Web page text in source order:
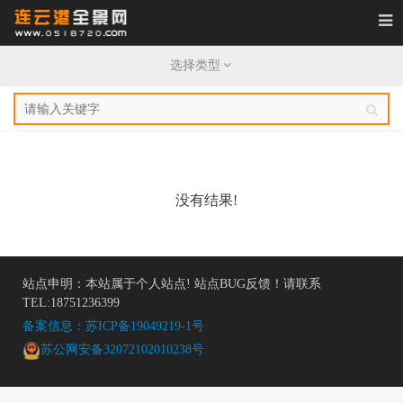
720全景
选择类型
没有结果!
站点申明：本站属于个人站点! 站点BUG反馈！请联系
TEL:18751236399
备案信息：苏ICP备19049219-1号
苏公网安备32072102010238号